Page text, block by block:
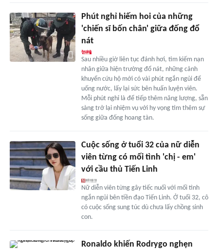
Phút nghỉ hiếm hoi của những
'chiến sĩ bốn chân' giữa đống đổ
nát
Sau nhiều giờ liên tục đánh hơi, tìm kiếm nạn
nhân giữa hiện trường đổ nát, những cảnh
khuyển cứu hộ mới có vài phút ngắn ngủi để
uống nước, lấy lại sức bên huấn luyện viên.
Mỗi phút nghỉ là để tiếp thêm năng lượng, sẵn
sàng trở lại nhiệm vụ với hy vọng tìm thêm sự
sống giữa đống hoang tàn.
Cuộc sống ở tuổi 32 của nữ diễn
viên từng có mối tình 'chị - em'
với cầu thủ Tiến Linh
Nữ diễn viên từng gây tiếc nuối với mối tình
ngắn ngủi bên tiền đạo Tiến Linh. Ở tuổi 32, cô
có cuộc sống sung túc dù chưa lấy chồng sinh
con.
Ronaldo khiến Rodrygo nghẹn